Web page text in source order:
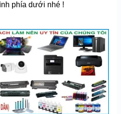
phía dưới nhé !